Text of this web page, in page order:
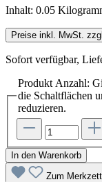
Inhalt: 0.05
Preise inkl. MwSt.
Sofort verfügbar,
Produkt Anzahl:
die Schaltflächen
reduzieren.
In den Warenkorb
Zum